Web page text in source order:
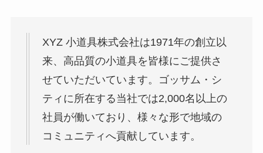
XYZ 小道具株式会社は1971年の創立以
来、高品質の小道具を皆様にご提供さ
せていただいています。ゴッサム・シ
ティに所在する当社では2,000名以上の
社員が働いており、様々な形で地域の
コミュニティへ貢献しています。